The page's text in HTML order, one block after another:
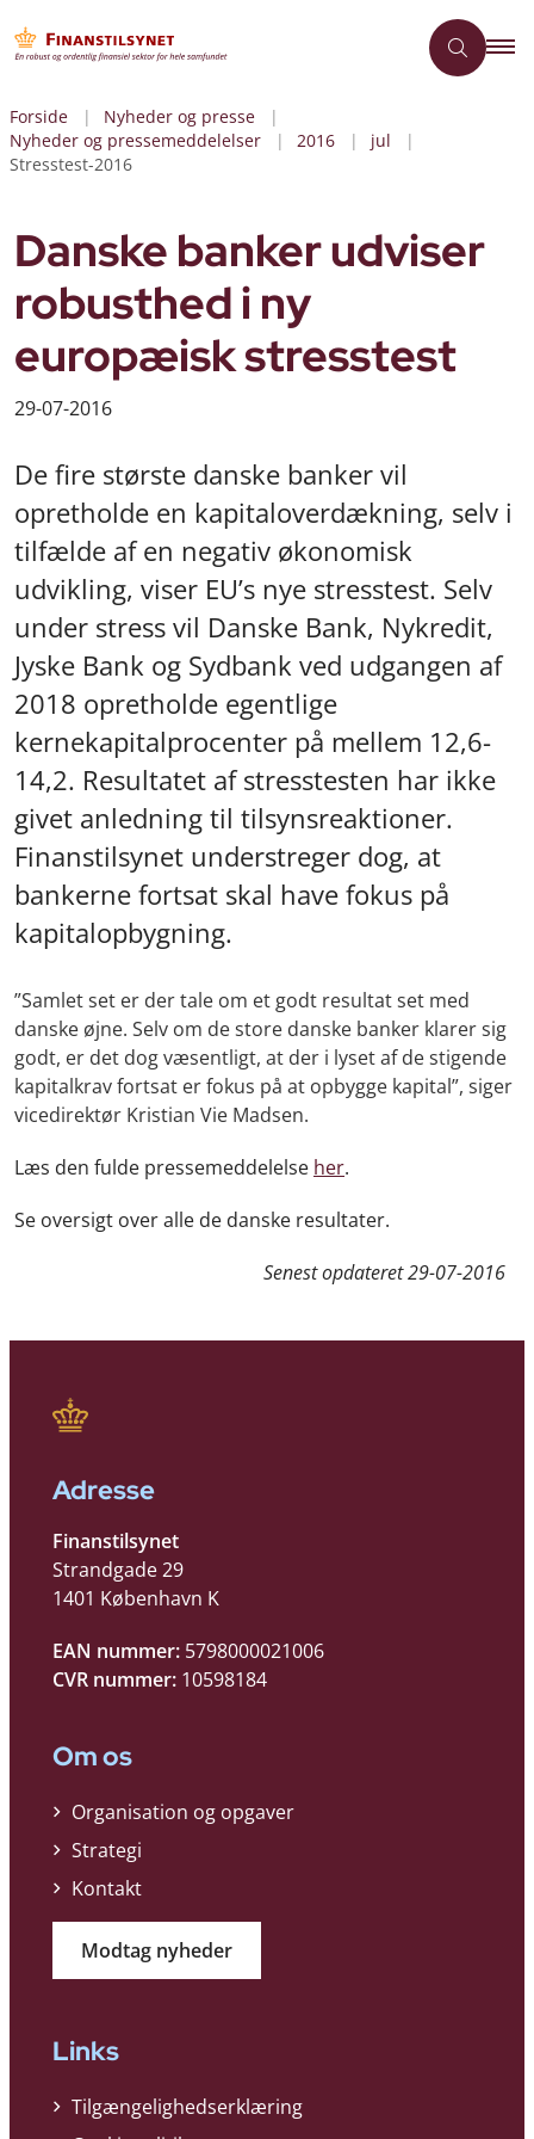
Forside
Nyheder og presse
Nyheder og pressemeddelelser
2016
jul
Stresstest-2016
Danske banker udviser
robusthed i ny
europæisk stresstest
29-07-2016
De fire største danske banker vil
opretholde en kapitaloverdækning, selv i
tilfælde af en negativ økonomisk
udvikling, viser EU’s nye stresstest. Selv
under stress vil Danske Bank, Nykredit,
Jyske Bank og Sydbank ved udgangen af
2018 opretholde egentlige
kernekapitalprocenter på mellem 12,6-
14,2. Resultatet af stresstesten har ikke
givet anledning til tilsynsreaktioner.
Finanstilsynet understreger dog, at
bankerne fortsat skal have fokus på
kapitalopbygning.
”Samlet set er der tale om et godt resultat set med
danske øjne. Selv om de store danske banker klarer sig
godt, er det dog væsentligt, at der i lyset af de stigende
kapitalkravfortsat er fokus på at opbygge kapital”, siger
vicedirektør Kristian Vie Madsen.
Læs den fulde pressemeddelelse her.
Se oversigt over alle de danske resultater.
Senest opdateret29-07-2016
Adresse
Finanstilsynet
Strandgade 29
1401 København K
EAN nummer: 5798000021006
CVR nummer: 10598184
Om os
Organisation og opgaver
Strategi
Kontakt
Modtag nyheder
Links
Tilgængelighedserklæring